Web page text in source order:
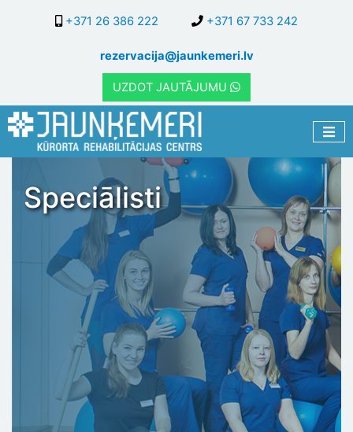
galveno
saturu
+371 26 386 222 +371 67 733 242
rezervacija@jaunkemeri.lv
UZDOT JAUTĀJUMU
Speciālisti